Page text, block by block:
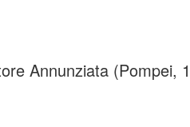
Annunziata (Pompei,